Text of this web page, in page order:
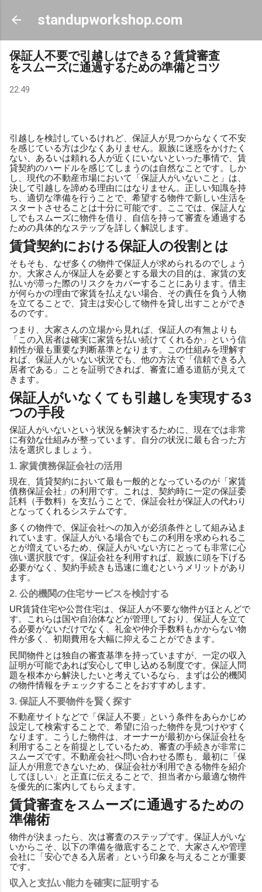
スキップしてメイン コンテンツに移動
standupworkshop.com
保証人不要で引越しはできる？賃貸審査
をスムーズに通過するための準備とコツ
22:49
引越しを検討しているけれど、保証人が見つからなくて不安
を感じている方は少なくありません。親族に迷惑をかけたく
ない、あるいは頼れる人が近くにいないといった事情で、賃
貸契約のハードルを感じてしまうのは自然なことです。しか
し、現代の不動産市場において「保証人がいないこと」は、
決して引越しを諦める理由にはなりません。正しい知識を持
ち、適切な準備を行うことで、希望する物件で新しい生活を
スタートさせることは十分に可能です。ここでは、保証人な
しでもスムーズに物件を借り、自信を持って審査を通過する
ための具体的なステップを詳しく解説します。
賃貸契約における保証人の役割とは
そもそも、なぜ多くの物件で保証人が求められるのでしょう
か。大家さんが保証人を必要とする最大の目的は、家賃の支
払いが滞った際のリスクをカバーすることにあります。借主
が何らかの理由で家賃を払えない場合、その責任を負う人物
を立てることで、貸主は安心して物件を貸し出すことができ
るのです。
つまり、大家さんの立場から見れば、保証人の有無よりも
「この入居者は確実に家賃を払い続けてくれるか」という信
頼性が最も重要な判断基準となります。この仕組みを理解す
れば、保証人がいない状況でも、他の方法で「信頼できる入
居者である」ことを証明できれば、審査に通る道筋が見えて
きます。
保証人がいなくても引越しを実現する3
つの手段
保証人がいないという状況を解決するために、現在では非常
に有効な仕組みが整っています。自分の状況に最も合った方
法を選択しましょう。
1. 家賃債務保証会社の活用
現在、賃貸契約において最も一般的となっているのが「家賃
債務保証会社」の利用です。これは、契約時に一定の保証委
託料（手数料）を支払うことで、保証会社が保証人の代わり
となってくれるシステムです。
多くの物件で、保証会社への加入が必須条件として組み込ま
れています。保証人がいる場合でもこの利用を求められるこ
とが増えているため、保証人がいない方にとっても非常に心
強い選択肢です。保証会社を利用すれば、親族に頭を下げる
必要がなく、契約手続きも迅速に進むというメリットがあり
ます。
2. 公的機関の住宅サービスを検討する
UR賃貸住宅や公営住宅は、保証人が不要な物件がほとんどで
す。これらは国や自治体などが管理しており、保証人を立て
る必要がないだけでなく、礼金や仲介手数料もかからない物
件が多く、初期費用を大幅に抑えることができます。
民間物件とは独自の審査基準を持っていますが、一定の収入
証明が可能であれば安心して申し込める制度です。保証人問
題を根本から解決したいと考えているなら、まずは公的機関
の物件情報をチェックすることをおすすめします。
3. 保証人不要物件を賢く探す
不動産サイトなどで「保証人不要」という条件をあらかじめ
設定して検索することで、希望に沿った物件を見つけやすく
なります。こうした物件は、オーナーが最初から保証会社を
利用することを前提としているため、審査の手続きが非常に
スムーズです。不動産会社へ問い合わせる際も、最初に「保
証人が用意できないため、保証会社が利用できる物件を紹介
してほしい」と正直に伝えることで、担当者から最適な物件
を優先的に案内してもらえます。
賃貸審査をスムーズに通過するための
準備術
物件が決まったら、次は審査のステップです。保証人がいな
いからこそ、以下の準備を徹底することで、大家さんや管理
会社に「安心できる入居者」という印象を与えることが重要
です。
収入と支払い能力を確実に証明する